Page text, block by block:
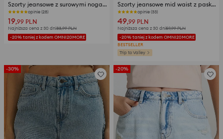
Szorty jeansowe z surowymi nogawkami w panterkę
opinie (28)
19,99 PLN
Najniższa cena z 30 dni33,99PLN
-20% taniej z kodem OMNI20MORE
Szorty jeansowe mid waist z paskiem
opinie (33)
49,99 PLN
Najniższa cena z 30 dni59,99PLN
-20% taniej z kodem OMNI20MORE
BESTSELLER
Trip to Valley
-30% -20%